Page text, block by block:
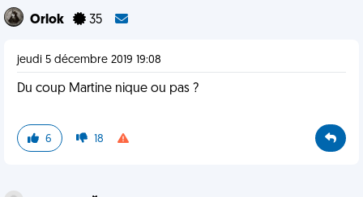
Orlok 35
jeudi 5 décembre 2019 19:08
Du coup Martine nique ou pas ?
6 18